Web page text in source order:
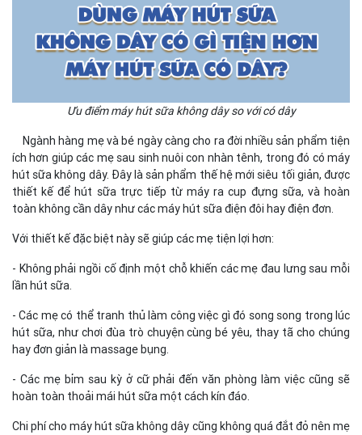
Ưu điểm máy hút sữa không dây so với có dây
Ngành hàng mẹ và bé ngày càng cho ra đời nhiều sản phẩm tiện
ích hơn giúp các mẹ sau sinh nuôi con nhàn tênh, trong đó có máy
hút sữa không dây. Đây là sản phẩm thế hệ mới siêu tối giản, được
thiết kế để hút sữa trực tiếp từ máy ra cup đựng sữa, và hoàn
toàn không cần dây như các máy hút sữa điện đôi hay điện đơn.
Với thiết kế đặc biệt này sẽ giúp các mẹ tiện lợi hơn:
- Không phải ngồi cố định một chỗ khiến các mẹ đau lưng sau mỗi
lần hút sữa.
- Các mẹ có thể tranh thủ làm công việc gì đó song song trong lúc
hút sữa, như chơi đùa trò chuyện cùng bé yêu, thay tã cho chúng
hay đơn giản là massage bụng.
- Các mẹ bỉm sau kỳ ở cữ phải đến văn phòng làm việc cũng sẽ
hoàn toàn thoải mái hút sữa một cách kín đáo.
Chi phí cho máy hút sữa không dây cũng không quá đắt đỏ nên mẹ